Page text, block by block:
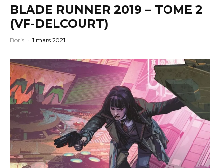
BLADE RUNNER 2019 – TOME 2
(VF-DELCOURT)
Boris · 1 mars 2021